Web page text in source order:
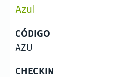
Azul
CÓDIGO
AZU
CHECKIN